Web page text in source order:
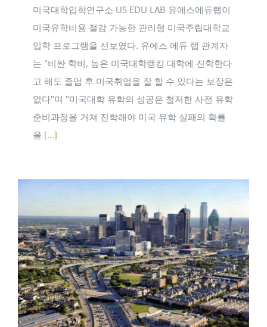
미국대학입학연구소 US EDU LAB 유에스에듀랩이
미국유학비용 절감 가능한 관리형 미국주립대학교
입학 프로그램을 선보였다. 유에스 에듀 랩 관계자
는 "비싼 학비, 높은 미국대학랭킹 대학에 진학한다
고 해도 졸업 후 미국취업을 잘 할 수 있다는 보장은
없다"며 "미국대학 유학의 성공은 철저한 사전 유학
준비과정을 거쳐 진학해야 미국 유학 실패의 확률
을 [...]